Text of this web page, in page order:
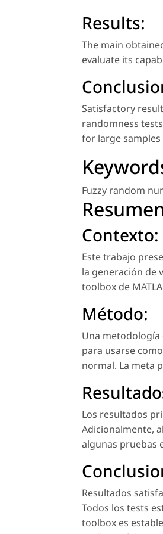
Results:
The main
evaluate its
Satisfactory
randomness
for large samples
Fuzzy random
Contexto:
Este trabajo
la generación de
toolbox de
Método:
Una metodología
para usarse
normal. La meta
Los resultados
Adicionalmente,
algunas pruebas
Resultados
Todos los tests
toolbox es